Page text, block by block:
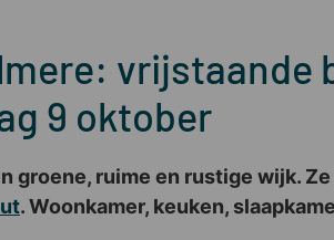
9 oktober
groene, ruime en rustige wijk.
. Woonkamer, keuken,